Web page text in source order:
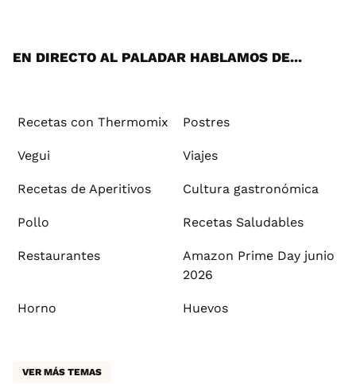
EN DIRECTO AL PALADAR HABLAMOS DE...
Recetas con Thermomix Postres
Vegui Viajes
Recetas de Aperitivos Cultura gastronómica
Pollo Recetas Saludables
Restaurantes
Amazon Prime Day junio
2026
Horno Huevos
VER MÁS TEMAS